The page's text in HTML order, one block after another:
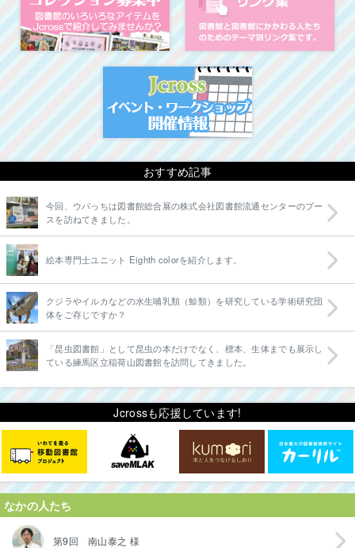
イベント・ワーク
おすすめ記事
今回、ウパっちは図書館総合展の株式会社図書館流通センターのブー
スを訪ねてきました。
絵本専門士ユニット Eighth colorを紹介します。
クジラやイルカなどの水生哺乳類（鯨類）を研究している学術研究団
体をご存じですか？
「昆虫図書館」として昆虫の本だけでなく、標本、生体までも展示し
ている練馬区立稲荷山図書館を訪問してきました。
Jcrossも応援しています!
なかの人たち
第9回 南山泰之 様